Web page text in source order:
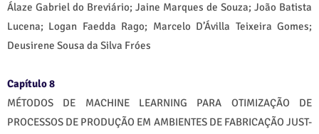
Álaze Gabriel do Breviário; Jaine Marques de Souza; João Batista
Lucena; Logan Faedda Rago; Marcelo D’Ávilla Teixeira Gomes;
Deusirene Sousa da Silva Fróes
Capítulo 8
MÉTODOS DE MACHINE LEARNING PARA OTIMIZAÇÃO DE
PROCESSOS DE PRODUÇÃO EM AMBIENTES DE FABRICAÇÃO JUST-